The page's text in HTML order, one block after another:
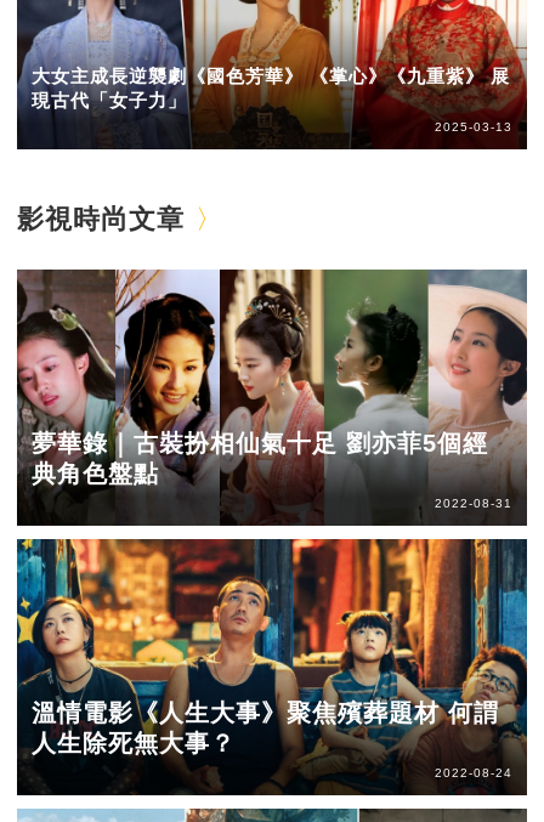
大女主成長逆襲劇《國色芳華》 《掌心》《九重紫》 展
現古代「女子力」
2025-03-13
影視時尚文章
夢華錄｜古裝扮相仙氣十足 劉亦菲5個經
典角色盤點
2022-08-31
溫情電影《人生大事》聚焦殯葬題材 何謂
人生除死無大事？
2022-08-24